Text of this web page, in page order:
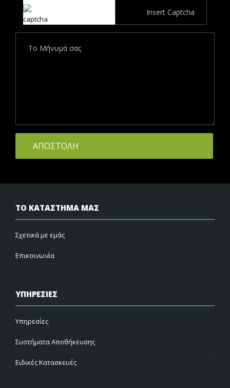
ΤΟ ΚΑΤΑΣΤΗΜΑ ΜΑΣ
Σχετικά με εμάς
Επικοινωνία
ΥΠΗΡΕΣΙΕΣ
Υπηρεσίες
Συστήματα Αποθήκευσης
Ειδικές Κατασκευές